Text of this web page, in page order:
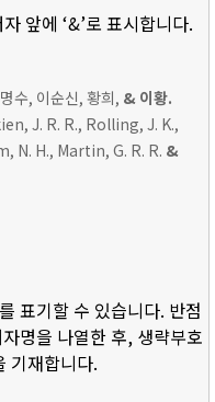
앞에 ‘&’로 표시합니다.
수, 이순신, 황희, & 이황.
J. R. R., Rolling, J. K.,
N. H., Martin, G. R. R. &
표기할 수 있습니다. 반점
명을 나열한 후, 생략부호
기재합니다.